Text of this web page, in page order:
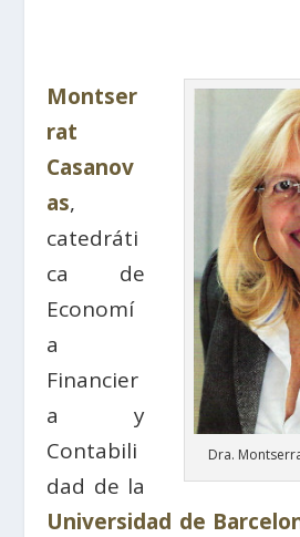
Dra.
Montser
rat
Casanov
as,
catedráti
ca de
Economí
a
Financier
a y
Contabili
dad de la
Universidad de